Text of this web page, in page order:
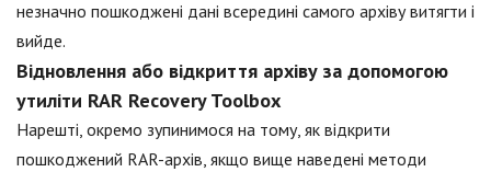
незначно пошкоджені дані всередині самого архіву витягти і
вийде.
Відновлення або відкриття архіву за допомогою
утиліти RAR Recovery Toolbox
Нарешті, окремо зупинимося на тому, як відкрити
пошкоджений RAR-архів, якщо вище наведені методи